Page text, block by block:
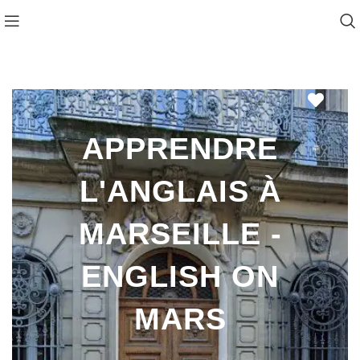
APPRENDRE
L'ANGLAIS À
MARSEILLE -
ENGLISH ON
MARS